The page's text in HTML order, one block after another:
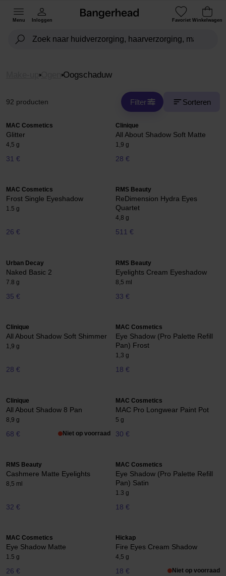
Menu Inloggen Favoriet Winkelwagen
Ogen Oogschaduw
92 producten Filter Sorteren
MAC Cosmetics
Glitter
4,5 g
31 €
Clinique
All About Shadow Soft Matte
1,9 g
28 €
MAC Cosmetics
Frost Single Eyeshadow
1.5 g
26 €
RMS Beauty
ReDimension Hydra Eyes
Quartet
4,8 g
511 €
Urban Decay
Naked Basic 2
7.8 g
35 €
RMS Beauty
Eyelights Cream Eyeshadow
8,5 ml
33 €
Clinique
All About Shadow Soft Shimmer
1,9 g
28 €
MAC Cosmetics
Eye Shadow (Pro Palette Refill
Pan) Frost
1,3 g
18 €
Clinique
All About Shadow 8 Pan
8,9 g
68 € Niet op voorraad
MAC Cosmetics
MAC Pro Longwear Paint Pot
5 g
30 €
RMS Beauty
Cashmere Matte Eyelights
8,5 ml
32 €
MAC Cosmetics
Eye Shadow (Pro Palette Refill
Pan) Satin
1.3 g
18 €
MAC Cosmetics
Eye Shadow Matte
1.5 g
26 €
Hickap
Fire Eyes Cream Shadow
4,5 g
18 € Niet op voorraad